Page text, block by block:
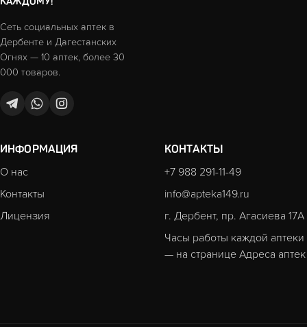
Сеть социальных аптек в
Дербенте и Дагестанских
Огнях — 10 аптек, более 30
000 товаров.
ИНФОРМАЦИЯ
О нас
Контакты
Лицензия
КОНТАКТЫ
+7 988 291-11-49
info@apteka149.ru
г. Дербент, пр. Агасиева 17А
Часы работы каждой аптеки
— на странице Адреса аптек